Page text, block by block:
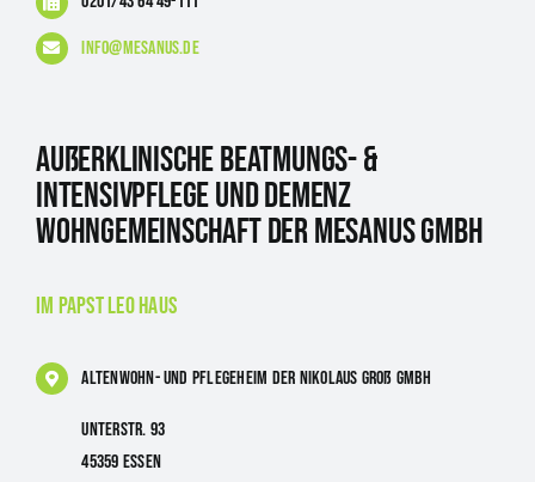
info@mesanus.de
Außerklinische Beatmungs- &
Intensivpflege und Demenz
Wohngemeinschaft der Mesanus GmbH
im Papst Leo Haus
Altenwohn- und Pflegeheim der Nikolaus Groß GmbH
Unterstr. 93
45359 Essen